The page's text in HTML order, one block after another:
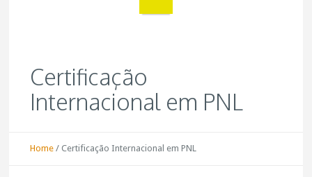
Certificação
Internacional em PNL
Home / Certificação Internacional em PNL